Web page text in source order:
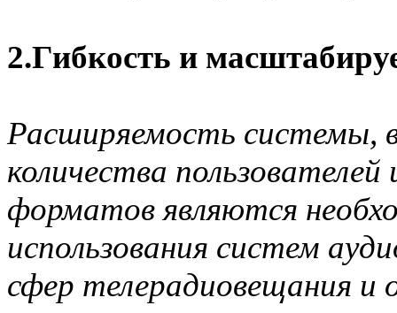
2.Гибкость и
Расширяемость системы,
количества
форматов являются
использования систем
сфер телерадиовещания и